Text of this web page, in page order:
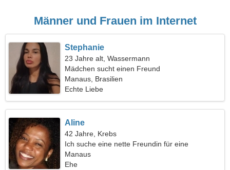
Männer und Frauen im Internet
Stephanie
23 Jahre alt, Wassermann
Mädchen sucht einen Freund
Manaus, Brasilien
Echte Liebe
Aline
42 Jahre, Krebs
Ich suche eine nette Freundin für eine
gemeinsame Reise
Manaus
Ehe